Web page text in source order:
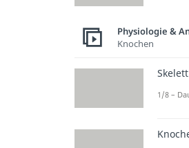
Physiologie &
Knochen
1/8 –